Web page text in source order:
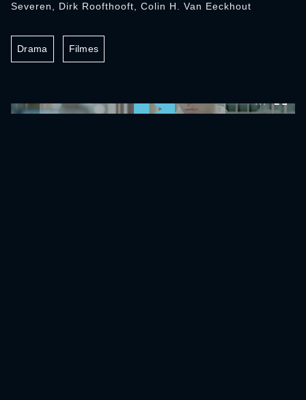
Severen, Dirk Roofthooft, Colin H. Van Eeckhout
Drama Filmes